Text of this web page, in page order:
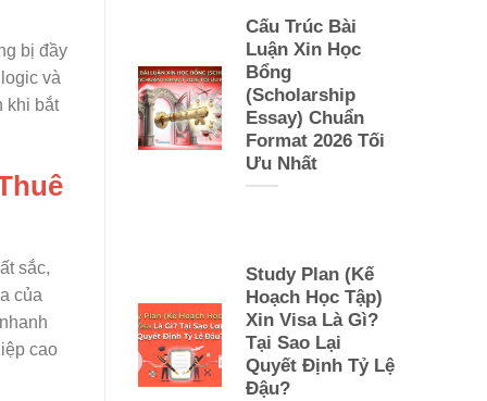
bị đầy
và
khi bắt
sắc,
của
cao
Cấu Trúc Bài
Luận Xin Học
Bổng
(Scholarship
Essay) Chuẩn
Format 2026 Tối
Ưu Nhất
Study Plan (Kế
Hoạch Học Tập)
Xin Visa Là Gì?
Tại Sao Lại
Quyết Định Tỷ Lệ
Đậu?